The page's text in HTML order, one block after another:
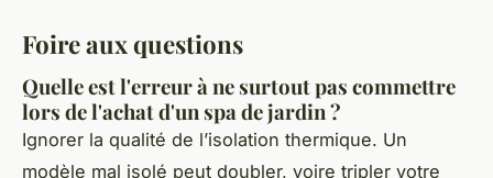
Foire aux questions
Quelle est l'erreur à ne surtout pas commettre
lors de l'achat d'un spa de jardin ?
Ignorer la qualité de l’isolation thermique. Un
modèle mal isolé peut doubler, voire tripler votre